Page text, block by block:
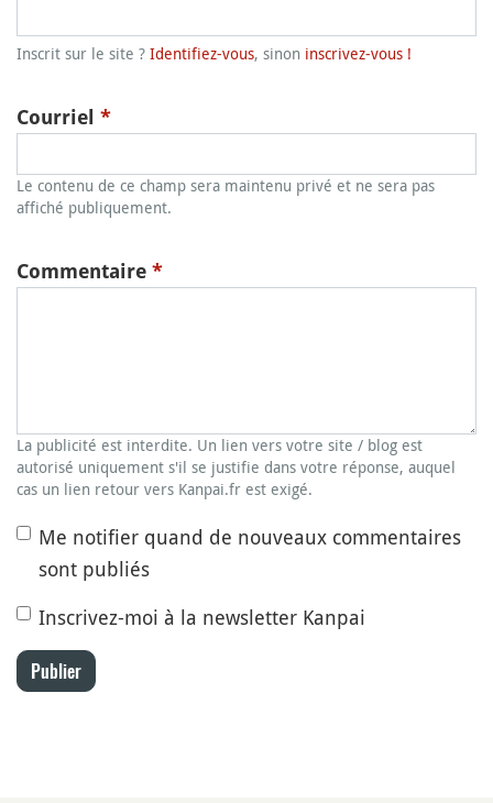
Inscrit sur le site ? Identifiez-vous, sinon inscrivez-vous !
Courriel *
Le contenu de ce champ sera maintenu privé et ne sera pas
affiché publiquement.
Commentaire *
La publicité est interdite. Un lien vers votre site / blog est
autorisé uniquement s'il se justifie dans votre réponse, auquel
cas un lien retour vers Kanpai.fr est exigé.
Me notifier quand de nouveaux commentaires
sont publiés
Inscrivez-moi à la newsletter Kanpai
Publier